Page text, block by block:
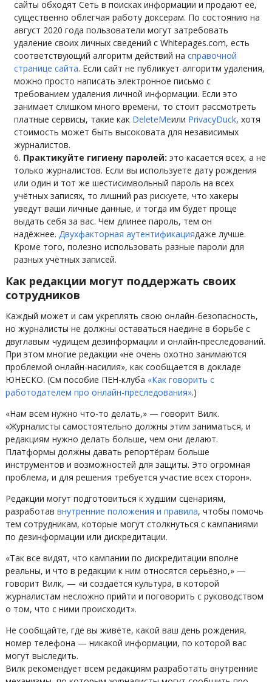
сайты обходят Сеть в поисках информации и продают её,
существенно облегчая работу доксерам. По состоянию на
август 2020 года пользователи могут затребовать
удаление своих личных сведений с Whitepages.com, есть
соответствующий алгоритм действий на справочной
странице сайта. Если сайт не публикует алгоритм удаления,
можно просто написать электронное письмо с
требованием удаления личной информации. Если это
занимает слишком много времени, то стоит рассмотреть
платные сервисы, такие как DeleteMeили PrivacyDuck, хотя
стоимость может быть высоковата для независимых
журналистов.
Практикуйте гигиену паролей: это касается всех, а не
только журналистов. Если вы используете дату рождения
или один и тот же шестисимвольный пароль на всех
учётных записях, то лишний раз рискуете, что хакеры
уведут ваши личные данные, и тогда им будет проще
выдать себя за вас. Чем длинее пароль, тем он
надёжнее. Двухфакторная аутентификациядаже лучше.
Кроме того, полезно использовать разные пароли для
разных учётных записей.
Как редакции могут поддержать своих
сотрудников
Каждый может и сам укреплять свою онлайн-безопасность,
но журналисты не должны оставаться наедине в борьбе с
двуглавым чудищем дезинформации и онлайн-преследований.
При этом многие редакции «не очень охотно занимаются
проблемой онлайн-насилия», как сообщается в докладе
ЮНЕСКО. (См пособие ПЕН-клуба «Как говорить с
работодателем про онлайн-преследования».)
«Нам всем нужно что-то делать,» — говорит Вилк.
«Журналисты самостоятельно должны этим заниматься, и
редакциям нужно делать больше, чем они делают.
Платформы должны давать репортёрам больше
инструментов и возможностей для защиты. Это огромная
проблема, и для решения требуется участие всех сторон».
Редакции могут подготовиться к худшим сценариям,
разработав внутренние положения и правила, чтобы помочь
тем сотрудникам, которые могут столкнуться с кампаниями
по дезинформации или дискредитации.
«Так все видят, что кампании по дискредитации вполне
реальны, и что в редакции к ним относятся серьёзно,» —
говорит Вилк, — «и создаётся культура, в которой
журналистам несложно прийти и поговорить с руководством
о том, что с ними происходит».
Не сообщайте, где вы живёте, какой ваш день рождения,
номер телефона — никакой информации, по которой вас
могут выследить.
Вилк рекомендует всем редакциям разработать внутренние